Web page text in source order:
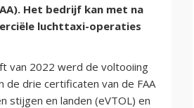
Het bedrijf kan met na
luchttaxi-operaties
van 2022 werd de voltooiing
drie certificaten van de FAA
stijgen en landen (eVTOL) en